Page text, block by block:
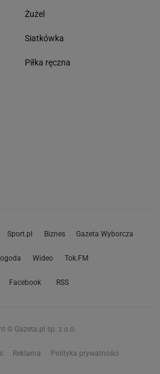
Żużel
Siatkówka
Piłka ręczna
Sport.pl Biznes Gazeta Wyborcza
Wideo Tok.FM
Facebook RSS
© Gazeta.pl sp. z o.o.
Reklama Polityka prywatności